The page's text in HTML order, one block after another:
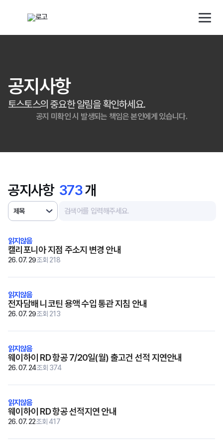
해외직구 배송대행 · 구매대행 서비스 토스토스 배대지
소개
사업자
고객지원
Copyright © 2018 TossToss.
공지사항
토스토스의 중요한 알림을 확인하세요.
공지 미확인 시 발생되는 책임은 본인에게 있습니다.
공지사항 373개
검색대상
제목
캘리포니아 지점 주소지 변경 안내
26. 07. 29조회 218
전자담배 니코틴 용액 수입 통관 지침 안내
26. 07. 29조회 213
웨이하이 RD 항공 7/20일(월) 출고건 선적 지연안내
26. 07. 24조회 374
웨이하이 RD 항공 선적지연 안내
26. 07. 22조회 417